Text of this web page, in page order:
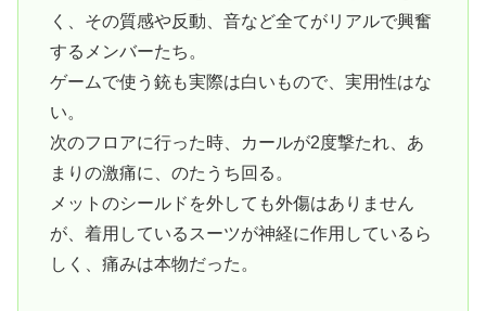
く、その質感や反動、音など全てがリアルで興奮
するメンバーたち。
ゲームで使う銃も実際は白いもので、実用性はな
い。
次のフロアに行った時、カールが2度撃たれ、あ
まりの激痛に、のたうち回る。
メットのシールドを外しても外傷はありません
が、着用しているスーツが神経に作用しているら
しく、痛みは本物だった。